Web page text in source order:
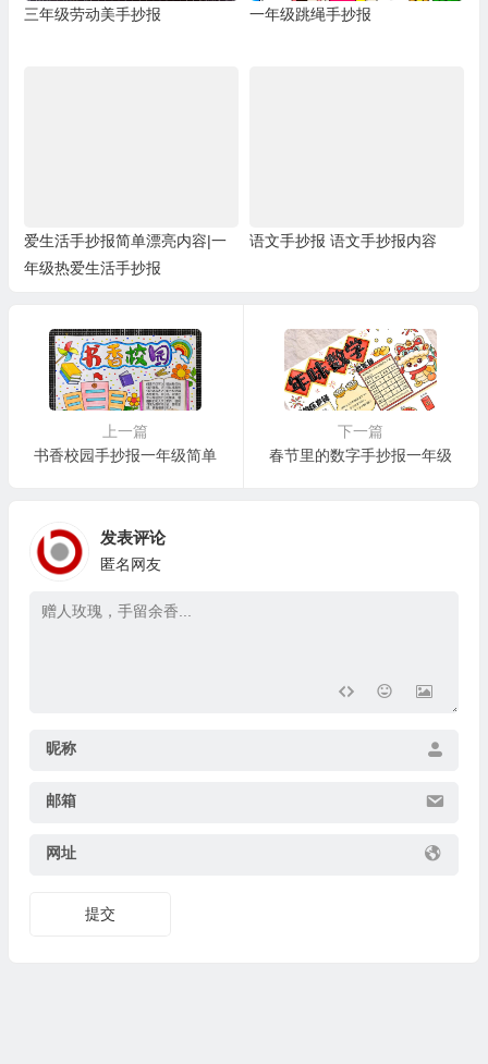
三年级劳动美手抄报 一年级跳绳手抄报
爱生活手抄报简单漂亮内容|一
年级热爱生活手抄报
语文手抄报 语文手抄报内容
上一篇
书香校园手抄报一年级简单
下一篇
春节里的数字手抄报一年级
发表评论
匿名网友
昵称
邮箱
网址
提交